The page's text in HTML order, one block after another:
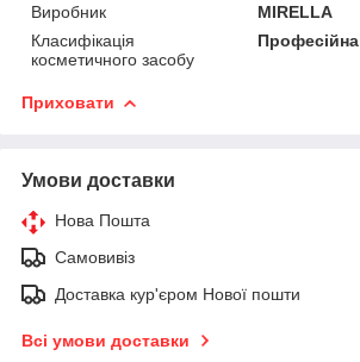
Виробник
MIRELLA
Класифікація
косметичного засобу
Професійна
Приховати
Умови доставки
Нова Пошта
Самовивіз
Доставка кур'єром Нової пошти
Всі умови доставки